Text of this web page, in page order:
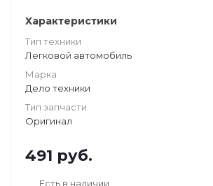
Характеристики
Тип техники
Легковой автомобиль
Марка
Дело техники
Тип запчасти
Оригинал
491 руб.
Есть в наличии